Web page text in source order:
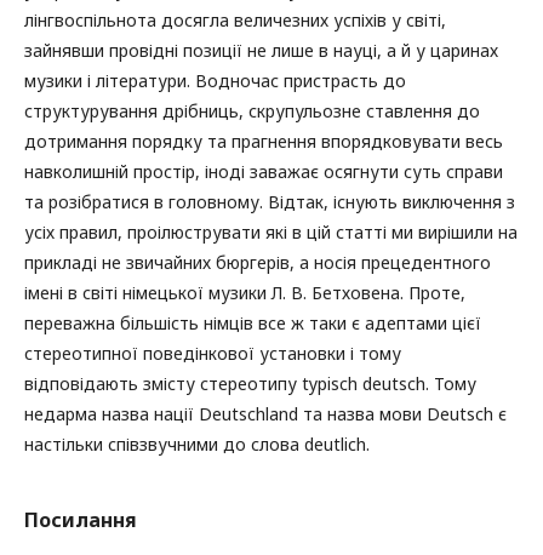
лінгвоспільнота досягла величезних успіхів у світі,
зайнявши провідні позиції не лише в науці, а й у царинах
музики і літератури. Водночас пристрасть до
структурування дрібниць, скрупульозне ставлення до
дотримання порядку та прагнення впорядковувати весь
навколишній простір, іноді заважає осягнути суть справи
та розібратися в головному. Відтак, існують виключення з
усіх правил, проілюструвати які в цій статті ми вирішили на
прикладі не звичайних бюргерів, а носія прецедентного
імені в світі німецької музики Л. В. Бетховена. Проте,
переважна більшість німців все ж таки є адептами цієї
стереотипної поведінкової установки і тому
відповідають змісту стереотипу typisch deutsch. Тому
недарма назва нації Deutschland та назва мови Deutsch є
настільки співзвучними до слова deutlich.
Посилання